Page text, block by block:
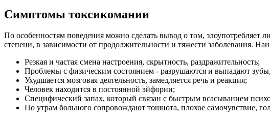
Симптомы токсикомании
По особенностям поведения можно сделать вывод о том,
степени, в зависимости от продолжительности и тяжести заболевания.
Резкая и частая смена настроения, скрытность, раздражительность;
Проблемы с физическим состоянием - разрушаются и выпадают
Ухудшается мозговая деятельность, замедляется речь и реакция;
Человек находится в постоянной эйфории;
Специфический запах, который связан с быстрым всасыванием
По утрам больного сопровождают тошнота, плохое самочувствие,